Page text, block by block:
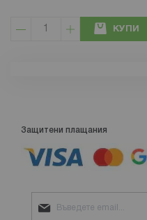
КУПИ
Защитени плащания